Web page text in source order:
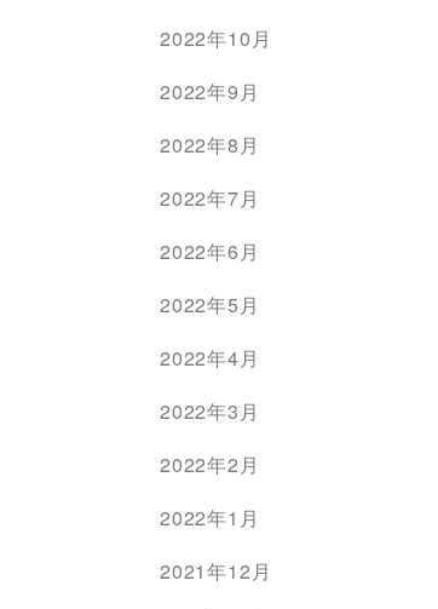
2022年10月
2022年9月
2022年8月
2022年7月
2022年6月
2022年5月
2022年4月
2022年3月
2022年2月
2022年1月
2021年12月